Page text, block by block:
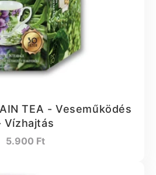
TEA - Veseműködés
Vízhajtás
Normál
5.900 Ft